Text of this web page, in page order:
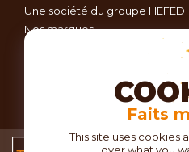
Une société du groupe HEFED
Nos marques
Faits
This site uses cookies